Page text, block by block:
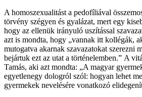
A homoszexualitást a pedofíliával
törvény szégyen és gyalázat, mert egy
hogy az ellenük irányuló uszítással
azt is mondta, hogy „vannak itt kollégák,
mutogatva akarnak szavazatokat szerezni
bejártuk ezt az utat a történelemben.” A
Tamás, aki azt mondta: „A magyar
egyetlenegy dologról szól: hogyan lehet
gyermekek nevelésére vonatkozó